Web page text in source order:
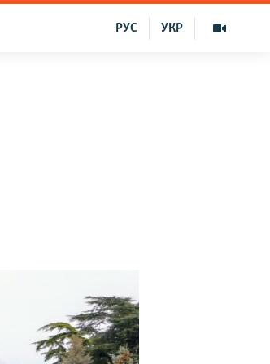
УКР
РУС